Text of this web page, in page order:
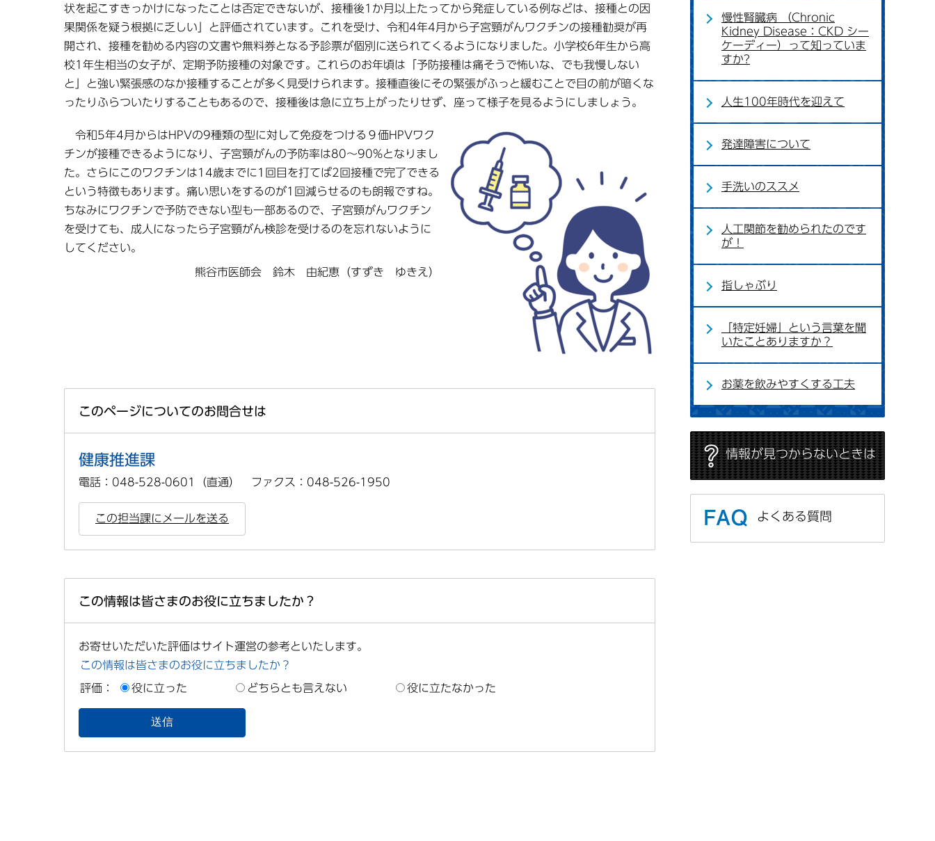
状を起こすきっかけになったことは否定できないが、接種後1か月以上たってから発症している例などは、接種との因
果関係を疑う根拠に乏しい」と評価されています。これを受け、令和4年4月から子宮頸がんワクチンの接種勧奨が再
開され、接種を勧める内容の文書や無料券となる予診票が個別に送られてくるようになりました。小学校6年生から高
校1年生相当の女子が、定期予防接種の対象です。これらのお年頃は「予防接種は痛そうで怖いな、でも我慢しない
と」と強い緊張感のなか接種することが多く見受けられます。接種直後にその緊張がふっと緩むことで目の前が暗くな
ったりふらついたりすることもあるので、接種後は急に立ち上がったりせず、座って様子を見るようにしましょう。
令和5年4月からはHPVの9種類の型に対して免疫をつける９価HPVワク
チンが接種できるようになり、子宮頸がんの予防率は80〜90%となりまし
た。さらにこのワクチンは14歳までに1回目を打てば2回接種で完了できる
という特徴もあります。痛い思いをするのが1回減らせるのも朗報ですね。
ちなみにワクチンで予防できない型も一部あるので、子宮頸がんワクチン
を受けても、成人になったら子宮頸がん検診を受けるのを忘れないように
してください。
熊谷市医師会 鈴木 由紀恵（すずき ゆきえ）
このページについてのお問合せは
健康推進課
電話：048-528-0601（直通） ファクス：048-526-1950
この担当課にメールを送る
この情報は皆さまのお役に立ちましたか？
お寄せいただいた評価はサイト運営の参考といたします。
この情報は皆さまのお役に立ちましたか？
評価： 役に立った どちらとも言えない 役に立たなかった
慢性腎臓病 （Chronic
Kidney Disease：CKD シー
ケーディー）って知っていま
すか?
人生100年時代を迎えて
発達障害について
手洗いのススメ
人工関節を勧められたのです
が！
指しゃぶり
「特定妊婦」という言葉を聞
いたことありますか？
お薬を飲みやすくする工夫
情報が見つからないときは
よくある質問